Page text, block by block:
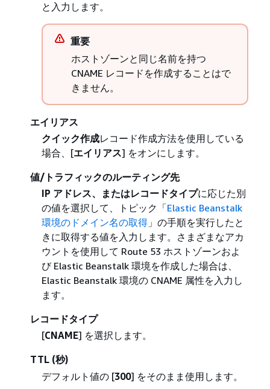
と入力します。
重要
ホストゾーンと同じ名前を持つ
CNAME レコードを作成することはで
きません。
エイリアス
クイック作成レコード作成方法を使用している
場合、[エイリアス] をオンにします。
値/トラフィックのルーティング先
IP アドレス、またはレコードタイプに応じた別
の値を選択して、トピック「Elastic Beanstalk
環境のドメイン名の取得」の手順を実行したと
きに取得する値を入力します。さまざまなアカ
ウントを使用して Route 53 ホストゾーンおよ
び Elastic Beanstalk 環境を作成した場合は、
Elastic Beanstalk 環境の CNAME 属性を入力し
ます。
レコードタイプ
[CNAME] を選択します。
TTL (秒)
デフォルト値の [300] をそのまま使用します。